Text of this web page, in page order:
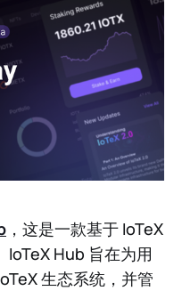
，这是一款基于 IoTeX
IoTeX Hub 旨在为用
生态系统，并管